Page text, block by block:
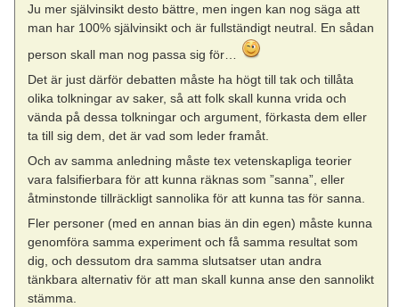
Ju mer självinsikt desto bättre, men ingen kan nog säga att
man har 100% självinsikt och är fullständigt neutral. En sådan
person skall man nog passa sig för…
Det är just därför debatten måste ha högt till tak och tillåta
olika tolkningar av saker, så att folk skall kunna vrida och
vända på dessa tolkningar och argument, förkasta dem eller
ta till sig dem, det är vad som leder framåt.
Och av samma anledning måste tex vetenskapliga teorier
vara falsifierbara för att kunna räknas som ”sanna”, eller
åtminstonde tillräckligt sannolika för att kunna tas för sanna.
Fler personer (med en annan bias än din egen) måste kunna
genomföra samma experiment och få samma resultat som
dig, och dessutom dra samma slutsatser utan andra
tänkbara alternativ för att man skall kunna anse den sannolikt
stämma.